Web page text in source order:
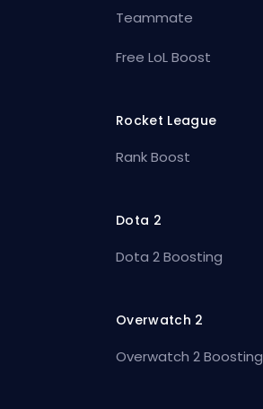
Teammate
Free LoL Boost
Rocket League
Rank Boost
Dota 2
Dota 2 Boosting
Overwatch 2
Overwatch 2 Boosting